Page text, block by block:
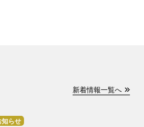
新着情報一覧へ
知らせ